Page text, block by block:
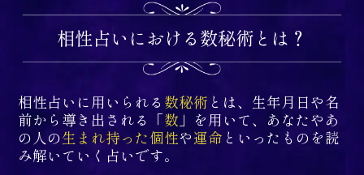
相性占いにおける数秘術とは？
相性占いに用いられる 数秘術 とは、生年月日や名
前から導き出される「数 」を用いて、あなたやあ
の人の生まれ持った個性や運命 といったものを読
み解いていく占いです。